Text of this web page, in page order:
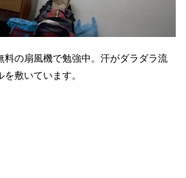
料の扇風機で勉強中。汗がダラダラ流
敷いています。